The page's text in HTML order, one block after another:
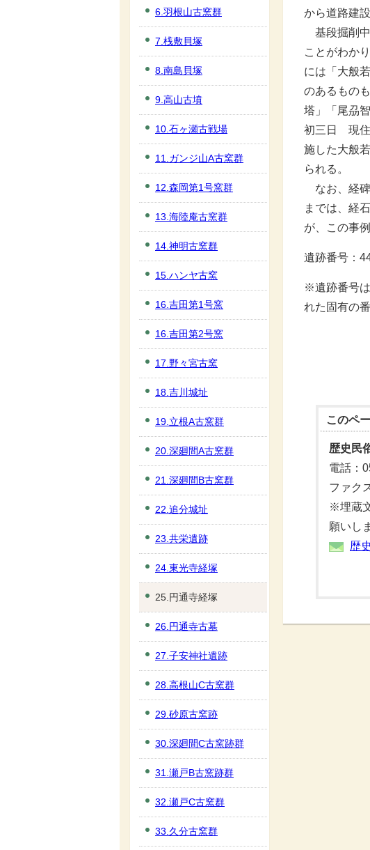
から道路建
基段掘削中
ことがわか
には「大般
のあるもの
塔」「尾刕
初三日 現住
施した大般
られる。
なお、経碑
までは、経
が、この事
遺跡番号：
※遺跡番号
れた固有の
このペ
歴史民
電話：
ファク
※埋蔵
願いし
歴
6.羽根山古窯群
7.桟敷貝塚
8.南島貝塚
9.高山古墳
10.石ヶ瀬古戦場
11.ガンジ山A古窯群
12.森岡第1号窯群
13.海陸庵古窯群
14.神明古窯群
15.ハンヤ古窯
16.吉田第1号窯
16.吉田第2号窯
17.野々宮古窯
18.吉川城址
19.立根A古窯群
20.深廻間A古窯群
21.深廻間B古窯群
22.追分城址
23.共栄遺跡
24.東光寺経塚
25.円通寺経塚
26.円通寺古墓
27.子安神社遺跡
28.高根山C古窯群
29.砂原古窯跡
30.深廻間C古窯跡群
31.瀬戸B古窯跡群
32.瀬戸C古窯群
33.久分古窯群